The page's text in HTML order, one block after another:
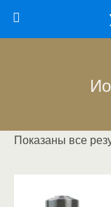
Показаны все